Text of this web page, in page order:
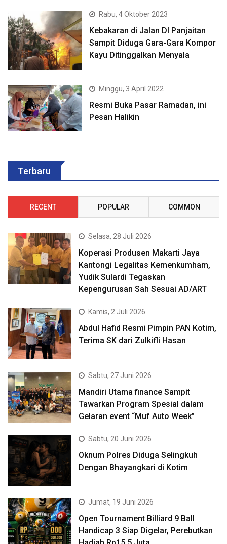
Rabu, 4 Oktober 2023
Kebakaran di Jalan DI Panjaitan
Sampit Diduga Gara-Gara Kompor
Kayu Ditinggalkan Menyala
Minggu, 3 April 2022
Resmi Buka Pasar Ramadan, ini
Pesan Halikin
Terbaru
RECENT POPULAR COMMON
Selasa, 28 Juli 2026
Koperasi Produsen Makarti Jaya
Kantongi Legalitas Kemenkumham,
Yudik Sulardi Tegaskan
Kepengurusan Sah Sesuai AD/ART
Kamis, 2 Juli 2026
Abdul Hafid Resmi Pimpin PAN Kotim,
Terima SK dari Zulkifli Hasan
Sabtu, 27 Juni 2026
Mandiri Utama finance Sampit
Tawarkan Program Spesial dalam
Gelaran event “Muf Auto Week”
Sabtu, 20 Juni 2026
Oknum Polres Diduga Selingkuh
Dengan Bhayangkari di Kotim
Jumat, 19 Juni 2026
Open Tournament Billiard 9 Ball
Handicap 3 Siap Digelar, Perebutkan